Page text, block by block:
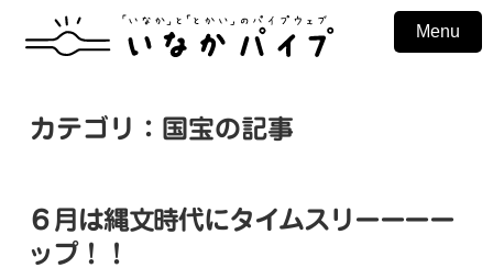
Menu
カテゴリ：国宝の記事
６月は縄文時代にタイムスリーーーー
ップ！！